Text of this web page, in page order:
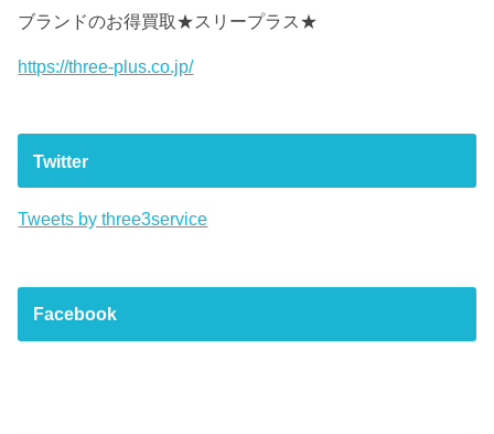
ブランドのお得買取★スリープラス★
https://three-plus.co.jp/
Twitter
Tweets by three3service
Facebook